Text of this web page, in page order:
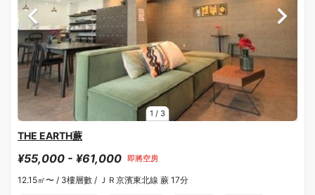
1 / 3
THE EARTH蕨
¥55,000 - ¥61,000 即將空房
12.15㎡〜 / 3樓層數 / ＪＲ京濱東北線 蕨 17分